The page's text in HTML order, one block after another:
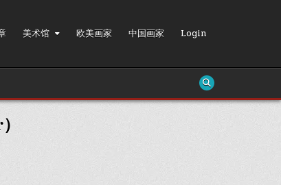
美术馆 欧美画家 中国画家 Login